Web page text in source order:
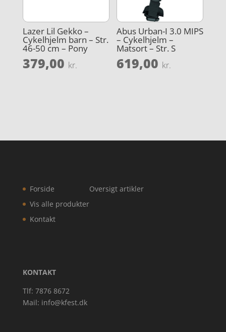
Lazer Lil Gekko –
Cykelhjelm barn – Str.
46-50 cm – Pony
379,00 kr.
Abus Urban-I 3.0 MIPS
– Cykelhjelm –
Matsort – Str. S
619,00 kr.
Forside
Vis alle produkter
Kontakt
Oversigt artikler
KONTAKT
Tlf: 7876 8672
Mail: info@kfest.dk